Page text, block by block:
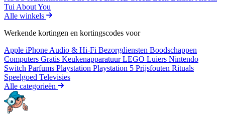
Tui About You
Alle winkels
Werkende kortingen en kortingscodes voor
Apple iPhone Audio & Hi-Fi Bezorgdiensten Boodschappen
Computers Gratis KeukenapparatuurLEGO Luiers Nintendo
Switch Parfums Playstation Playstation 5 Prijsfouten Rituals
Speelgoed Televisies
Alle categorieën